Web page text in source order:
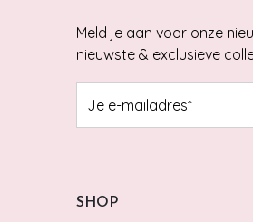
Meld je aan voor onze
nieuwste & exclusieve
SHOP